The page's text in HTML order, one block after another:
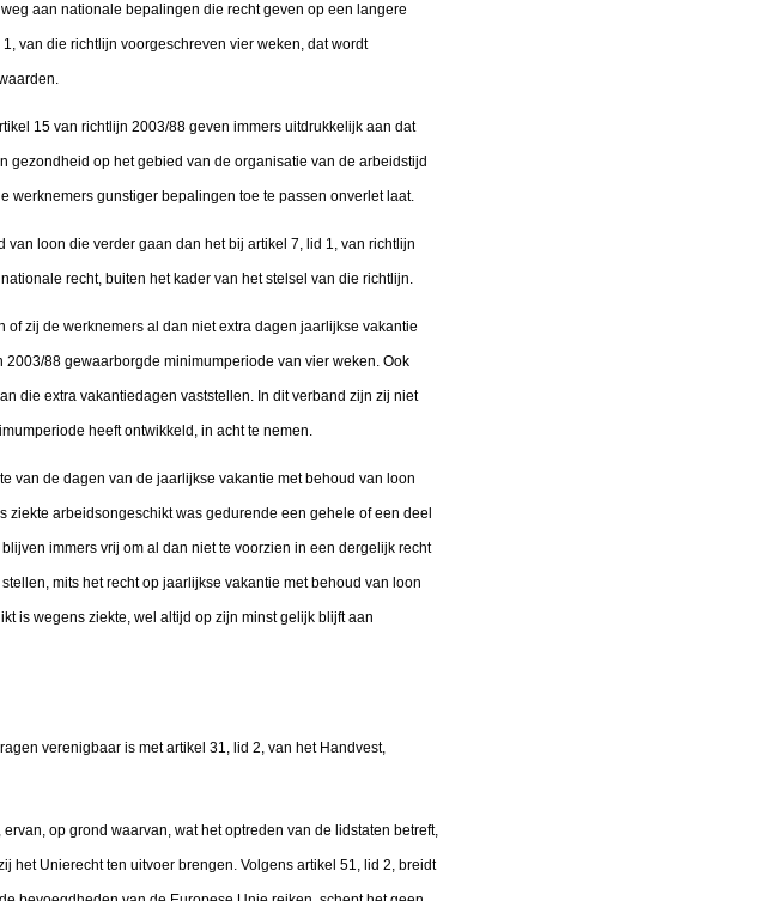
aan nationale bepalingen die recht geven op een langere
van die richtlijn voorgeschreven vier weken, dat wordt
15 van richtlijn 2003/88 geven immers uitdrukkelijk aan dat
op het gebied van de organisatie van de arbeidstijd
werknemers gunstiger bepalingen toe te passen onverlet laat.
loon die verder gaan dan het bij artikel 7, lid 1, van richtlijn
recht, buiten het kader van het stelsel van die richtlijn.
zij de werknemers al dan niet extra dagen jaarlijkse vakantie
88 gewaarborgde minimumperiode van vier weken. Ook
die extra vakantiedagen vaststellen. In dit verband zijn zij niet
heeft ontwikkeld, in acht te nemen.
van de dagen van de jaarlijkse vakantie met behoud van loon
arbeidsongeschikt was gedurende een gehele of een deel
immers vrij om al dan niet te voorzien in een dergelijk recht
mits het recht op jaarlijkse vakantie met behoud van loon
is wegens ziekte, wel altijd op zijn minst gelijk blijft aan
verenigbaar is met artikel 31, lid 2, van het Handvest,
op grond waarvan, wat het optreden van de lidstaten betreft,
het Unierecht ten uitvoer brengen. Volgens artikel 51, lid 2, breidt